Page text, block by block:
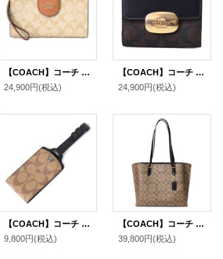
【COACH】コーチ コーティングキャンバス レザー シグネチャー カラーブロック フォン iPhone スマホ テック ウォレット リストレット 財布 ライトカーキ×ライトサドル〔日本未発売〕
24,900円(税込)
【COACH】コーチ コーティングキャンバス レザー シグネチャー スモール エライザ ロゴ ウォレット 二つ折り財布 ブラウン×ブラック〔日本未発売〕
24,900円(税込)
【COACH】コーチ コーティングキャンバス カーフレザー シグネチャー ラゲージ ネーム タグ キーホルダー カーキ〔日本未発売〕
9,800円(税込)
【COACH】コーチ コーティングキャンバス スムースレザー シグネチャー モリー トートバッグ カーキ×ブラック〔日本未発売〕
39,800円(税込)